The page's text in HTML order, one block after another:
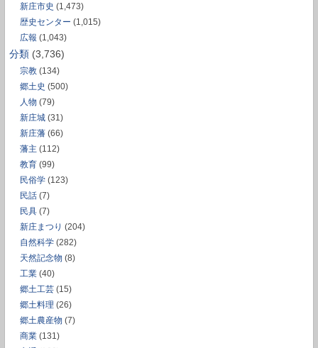
新庄市史 (1,473)
歴史センター (1,015)
広報 (1,043)
分類 (3,736)
宗教 (134)
郷土史 (500)
人物 (79)
新庄城 (31)
新庄藩 (66)
藩主 (112)
教育 (99)
民俗学 (123)
民話 (7)
民具 (7)
新庄まつり (204)
自然科学 (282)
天然記念物 (8)
工業 (40)
郷土工芸 (15)
郷土料理 (26)
郷土農産物 (7)
商業 (131)